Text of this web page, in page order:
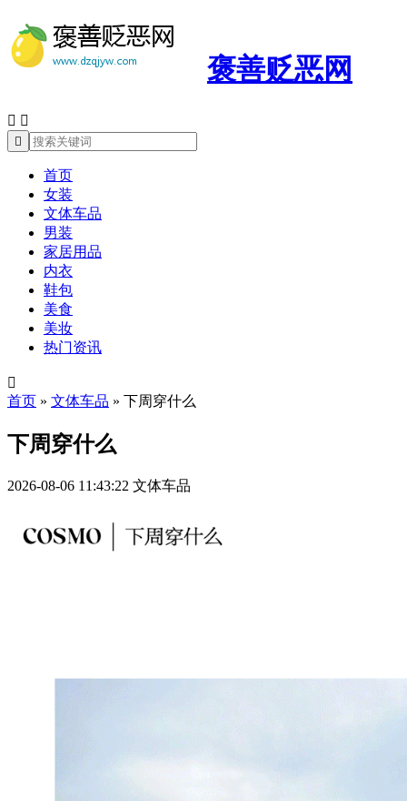
褒善贬恶网
 

首页
女装
文体车品
男装
家居用品
内衣
鞋包
美食
美妆
热门资讯

首页 » 文体车品 » 下周穿什么
下周穿什么
2026-08-06 11:43:22 文体车品